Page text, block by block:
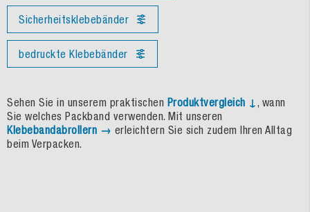
Sicherheitsklebebänder
bedruckte Klebebänder
Sehen Sie in unserem praktischen Produktvergleich ↓, wann
Sie welches Packband verwenden. Mit unseren
Klebebandabrollern → erleichtern Sie sich zudem Ihren Alltag
beim Verpacken.